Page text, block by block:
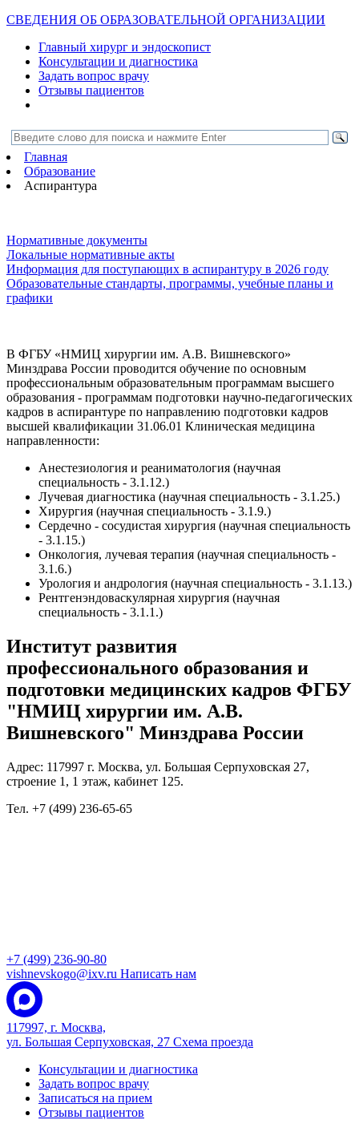
СВЕДЕНИЯ ОБ ОБРАЗОВАТЕЛЬНОЙ ОРГАНИЗАЦИИ
Главный хирург и эндоскопист
Консультации и диагностика
Задать вопрос врачу
Отзывы пациентов
Главная
Образование
Аспирантура
Нормативные документы
Локальные нормативные акты
Информация для поступающих в аспирантуру в 2026 году
Образовательные стандарты, программы, учебные планы и
графики
В ФГБУ «НМИЦ хирургии им. А.В. Вишневского»
Минздрава России проводится обучение по основным
профессиональным образовательным программам высшего
образования - программам подготовки научно-педагогических
кадров в аспирантуре по направлению подготовки кадров
высшей квалификации 31.06.01 Клиническая медицина
направленности:
Анестезиология и реаниматология (научная
специальность - 3.1.12.)
Лучевая диагностика (научная специальность - 3.1.25.)
Хирургия (научная специальность - 3.1.9.)
Сердечно - сосудистая хирургия (научная специальность
- 3.1.15.)
Онкология, лучевая терапия (научная специальность -
3.1.6.)
Урология и андрология (научная специальность - 3.1.13.)
Рентгенэндоваскулярная хирургия (научная
специальность - 3.1.1.)
Институт развития
профессионального образования и
подготовки медицинских кадров ФГБУ
"НМИЦ хирургии им. А.В.
Вишневского" Минздрава России
Адрес: 117997 г. Москва, ул. Большая Серпуховская 27,
строение 1, 1 этаж, кабинет 125.
Тел. +7 (499) 236-65-65
+7 (499) 236-90-80
vishnevskogo@ixv.ru Написать нам
117997, г. Москва,
ул. Большая Серпуховская, 27 Схема проезда
Консультации и диагностика
Задать вопрос врачу
Записаться на прием
Отзывы пациентов